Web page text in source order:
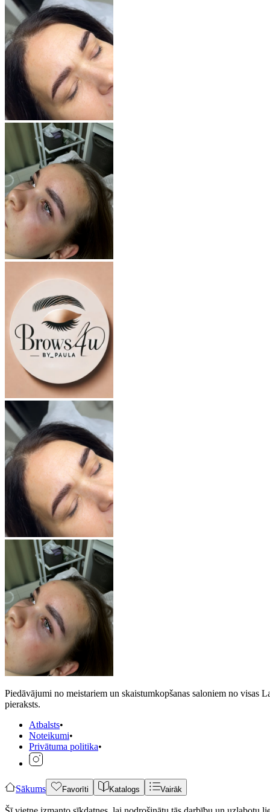
Piedāvājumi no meistariem un skaistumkopšanas saloniem no
pieraksts.
Atbalsts•
Noteikumi•
Privātuma politika•
Sākums Favorīti Katalogs Vairāk